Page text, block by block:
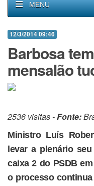
MENU
12/3/2014 09:46
Barbosa
mensalão
2536 visitas -Fonte:
Ministro Luís
levar a plenário
caixa 2 do PSDB
o processo